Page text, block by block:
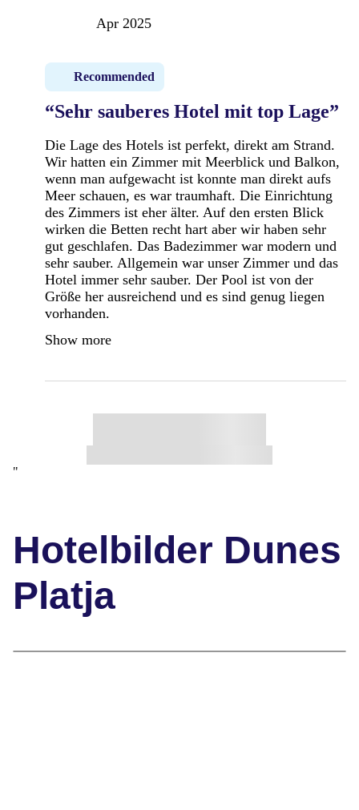
Apr 2025
Recommended
“Sehr sauberes Hotel mit top Lage”
Die Lage des Hotels ist perfekt, direkt am Strand.
Wir hatten ein Zimmer mit Meerblick und Balkon,
wenn man aufgewacht ist konnte man direkt aufs
Meer schauen, es war traumhaft. Die Einrichtung
des Zimmers ist eher älter. Auf den ersten Blick
wirken die Betten recht hart aber wir haben sehr
gut geschlafen. Das Badezimmer war modern und
sehr sauber. Allgemein war unser Zimmer und das
Hotel immer sehr sauber. Der Pool ist von der
Größe her ausreichend und es sind genug liegen
vorhanden.
Show more
"
Hotelbilder Dunes
Platja